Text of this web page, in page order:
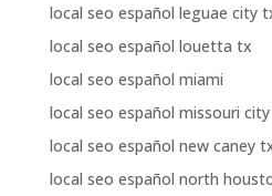
local seo español leguae city
local seo español louetta tx
local seo español miami
local seo español missouri
local seo español new caney
local seo español north